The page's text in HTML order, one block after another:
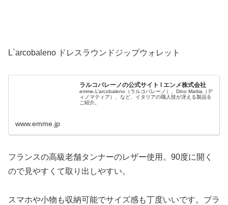
L`arcobaleno ドレスラウンドジップウォレット
ラルコバレーノの公式サイト l エンメ株式会社
emme,L’arcobaleno（ラルコバレーノ）、Dino Mattia（デ
ィノマティア）、など、イタリアの職人技が冴える製品を
ご紹介。
www.emme.jp
フランスの高級老舗タンナーのレザー使用。90度に開く
ので見やすくて取り出しやすい。
スマホや小物も収納可能でサイズ感も丁度いいです。ブラ